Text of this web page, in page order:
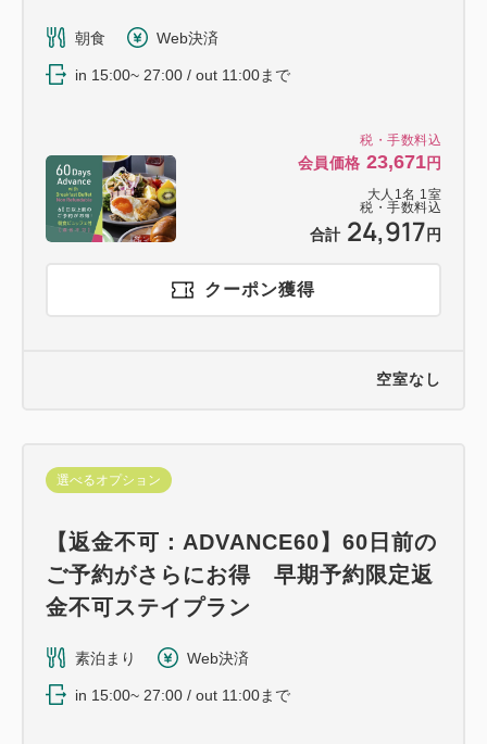
税・手数料込
会員価格 23,671円
大人 1名 1室
税・手数料込
合計 24,917 円
朝食 Web決済
in 15:00~ 27:00 / out 11:00まで
クーポン獲得
空室なし
選べるオプション
【返金不可：ADVANCE60】60日前の
ご予約がさらにお得 早期予約限定返
金不可ステイプラン
素泊まり Web決済
in 15:00~ 27:00 / out 11:00まで